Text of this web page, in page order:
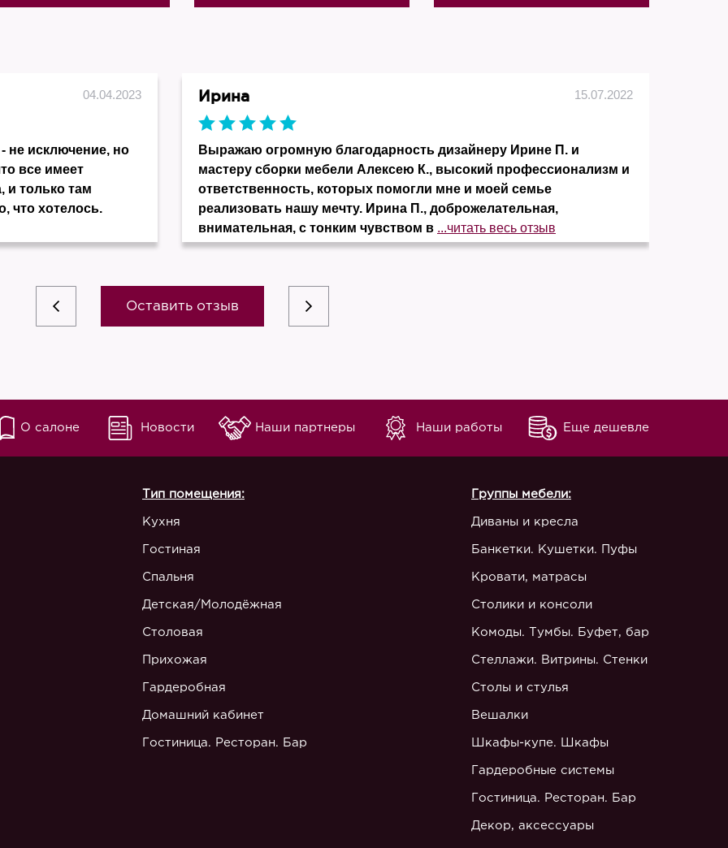
04.04.2023
не исключение, но
все имеет
и только там
что хотелось.
Ирина 15.07.2022
Выражаю огромную благодарность дизайнеру Ирине П. и
мастеру сборки мебели Алексею К., высокий профессионализм и
ответственность, которых помогли мне и моей семье
реализовать нашу мечту. Ирина П., доброжелательная,
внимательная, с тонким чувством в ...читать весь отзыв
Оставить отзыв
О салоне Новости Наши партнеры Наши работы Еще дешевле
Тип помещения:
Кухня
Гостиная
Спальня
Детская/Молодёжная
Столовая
Прихожая
Гардеробная
Домашний кабинет
Гостиница. Ресторан. Бар
Группы мебели:
Диваны и кресла
Банкетки. Кушетки. Пуфы
Кровати, матрасы
Столики и консоли
Комоды. Тумбы. Буфет, бар
Стеллажи. Витрины. Стенки
Столы и стулья
Вешалки
Шкафы-купе. Шкафы
Гардеробные системы
Гостиница. Ресторан. Бар
Декор, аксессуары